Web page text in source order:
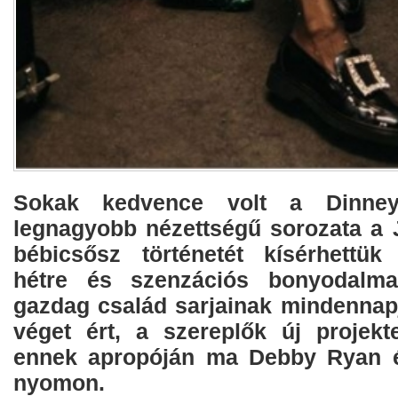
Sokak kedvence volt a
legnagyobb nézettségű sorozata a
bébicsősz történetét
hétre és szenzációs
gazdag család sarjainak
véget ért, a szereplők új
ennek apropóján ma Debby Ryan
nyomon.